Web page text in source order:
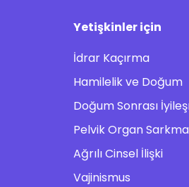
Yetişkinler için
İdrar Kaçırma
Hamilelik ve Doğum
Doğum Sonrası
Pelvik Organ
Ağrılı Cinsel İlişki
Vajinismus